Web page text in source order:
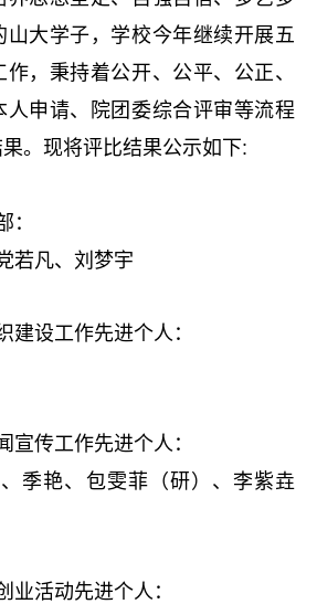
山大学子，学校今年继续开展五
，秉持着公开、公平、公正、
人申请、院团委综合评审等流程
。现将评比结果公示如下:
：
若凡、刘梦宇
建设工作先进个人：
宣传工作先进个人：
季艳、包雯菲（研）、李紫垚
业活动先进个人：